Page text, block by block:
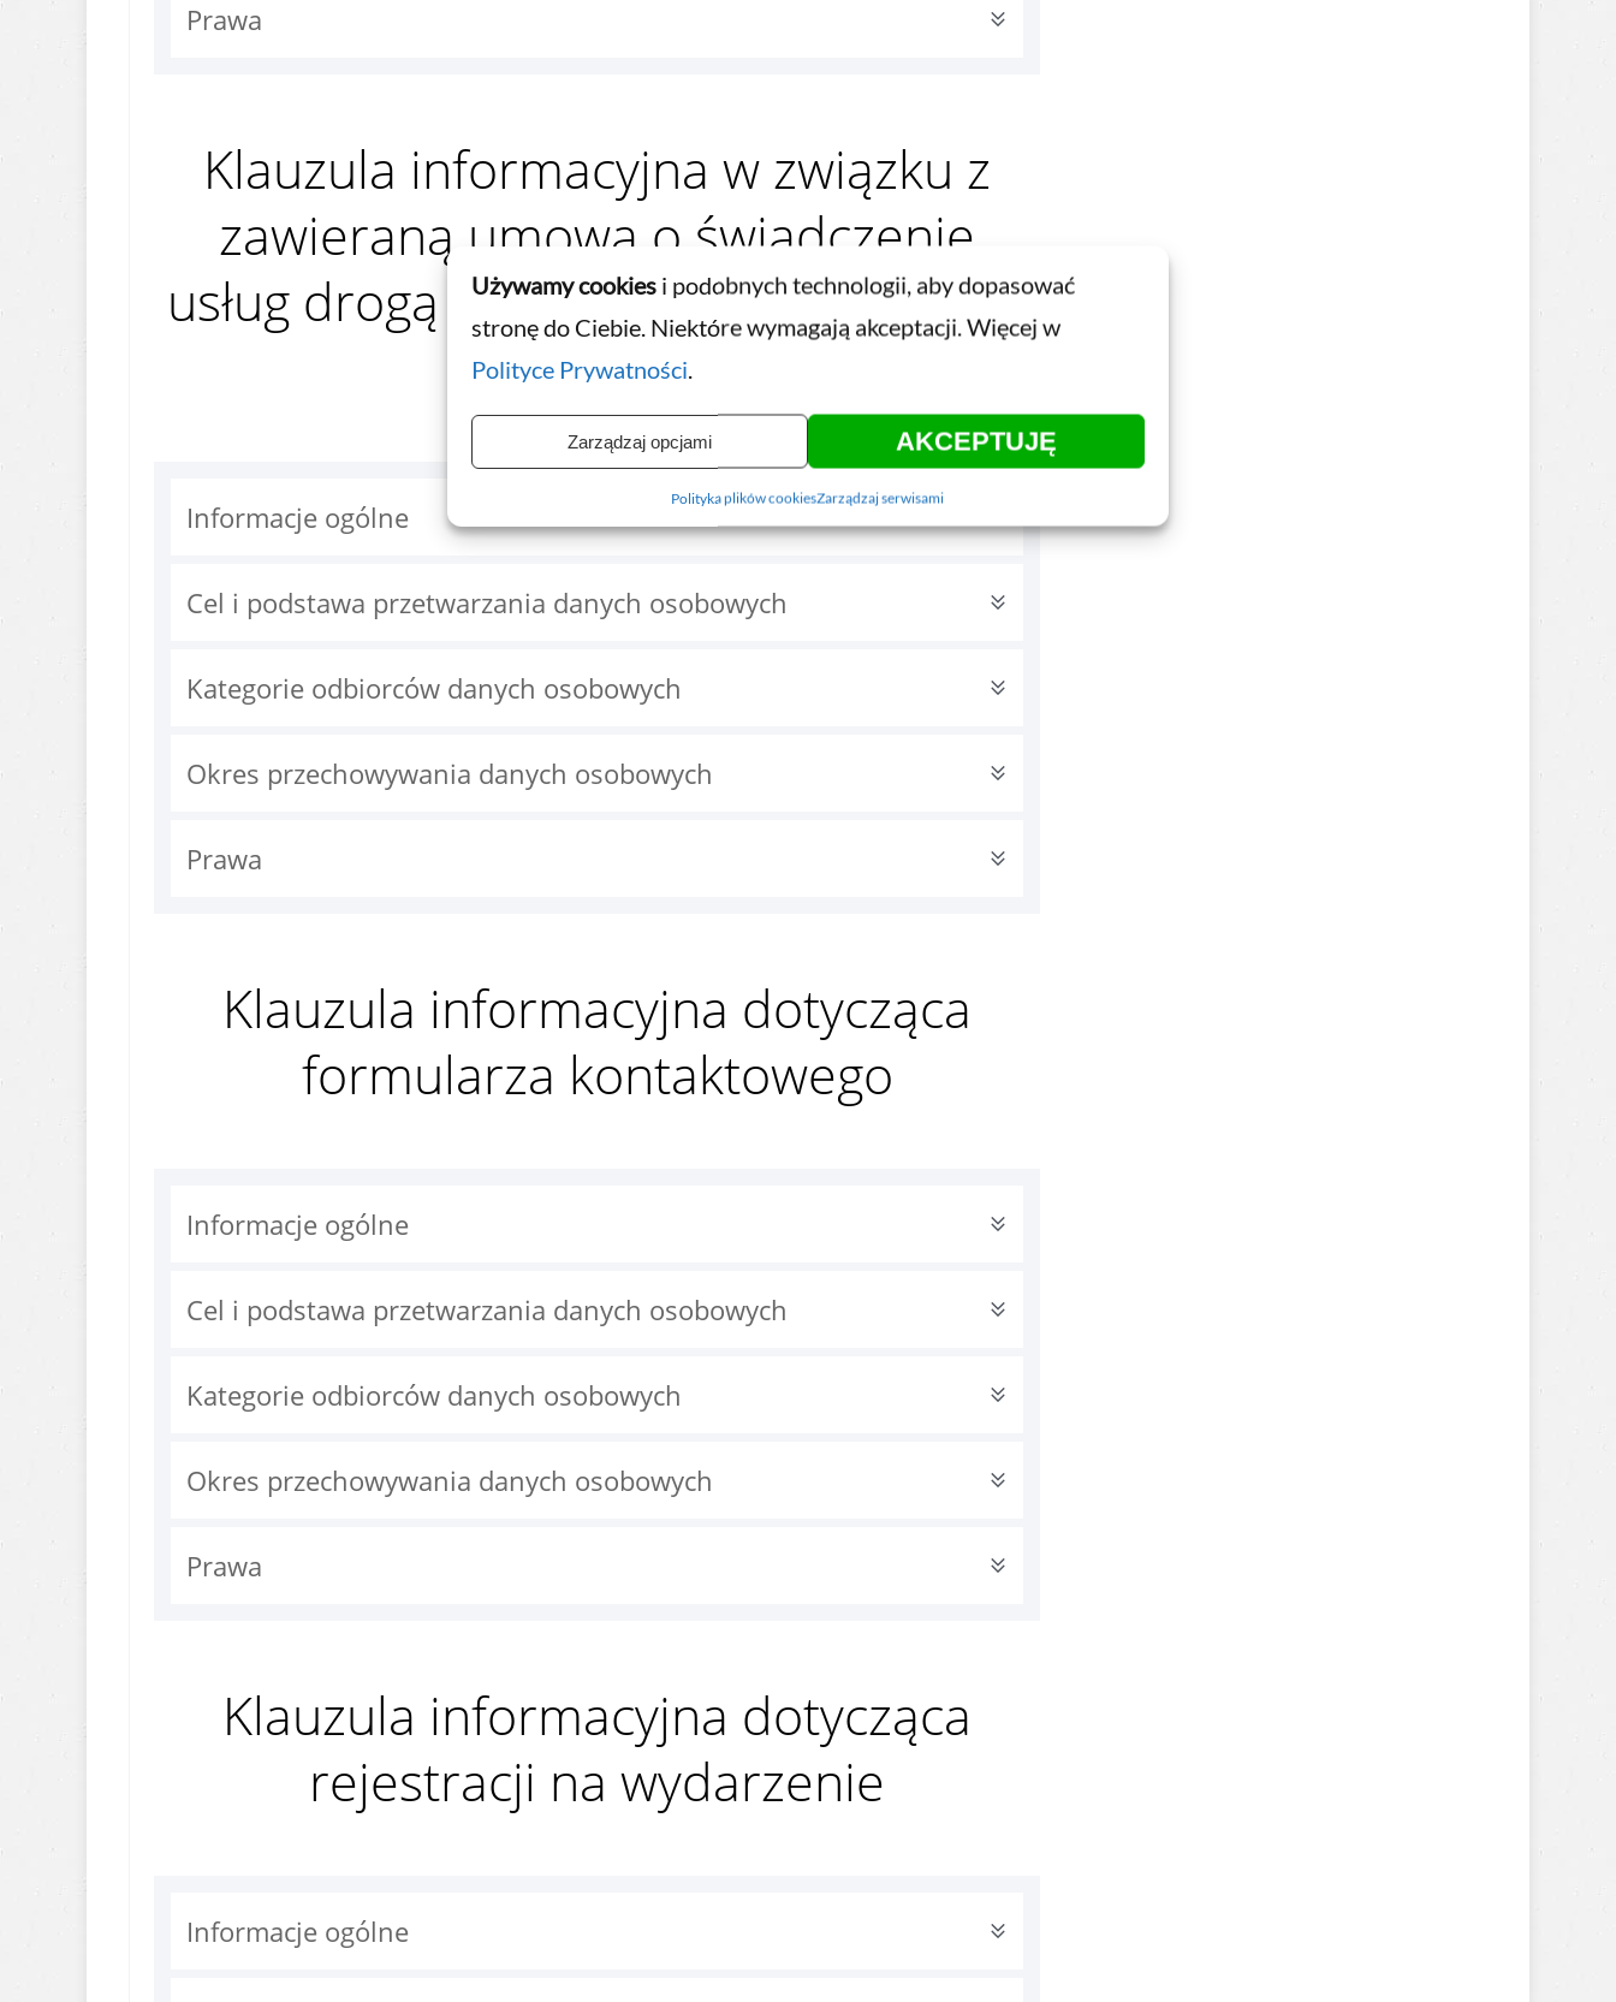
Używamy cookies i podobnych technologii, aby dopasować
stronę do Ciebie. Niektóre wymagają akceptacji. Więcej w
Polityce Prywatności
AKCEPTUJĘ
Zarządzaj opcjami
Polityka plików cookiesZarządzaj serwisami
Prawa
Klauzula informacyjna w związku z
zawieraną umową o świadczenie
usług drogą elektroniczną i rejestracji
Konta
Informacje ogólne
Cel i podstawa przetwarzania danych osobowych
Kategorie odbiorców danych osobowych
Okres przechowywania danych osobowych
Prawa
Klauzula informacyjna dotycząca
formularza kontaktowego
Informacje ogólne
Cel i podstawa przetwarzania danych osobowych
Kategorie odbiorców danych osobowych
Okres przechowywania danych osobowych
Prawa
Klauzula informacyjna dotycząca
rejestracji na wydarzenie
Informacje ogólne